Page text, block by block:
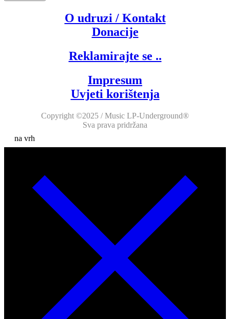
O udruzi / Kontakt
Donacije
Reklamirajte se ..
Impresum
Uvjeti korištenja
Copyright ©2025 / Music LP-Underground®
Sva prava pridržana
na vrh